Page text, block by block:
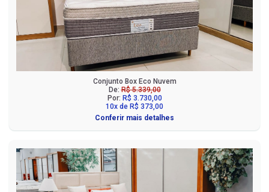
Conjunto Box Eco Nuvem
De:R$ 5.339,00
Por: R$ 3.730,00
10x de R$ 373,00
Conferir mais detalhes